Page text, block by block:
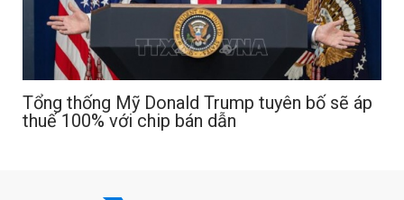
Tổng thống Mỹ Donald Trump tuyên bố sẽ áp
thuế 100% với chip bán dẫn